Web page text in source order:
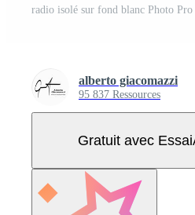
radio isolé sur fond blanc Photo Pro
alberto giacomazzi
95 837 Ressources
Gratuit avec Essai